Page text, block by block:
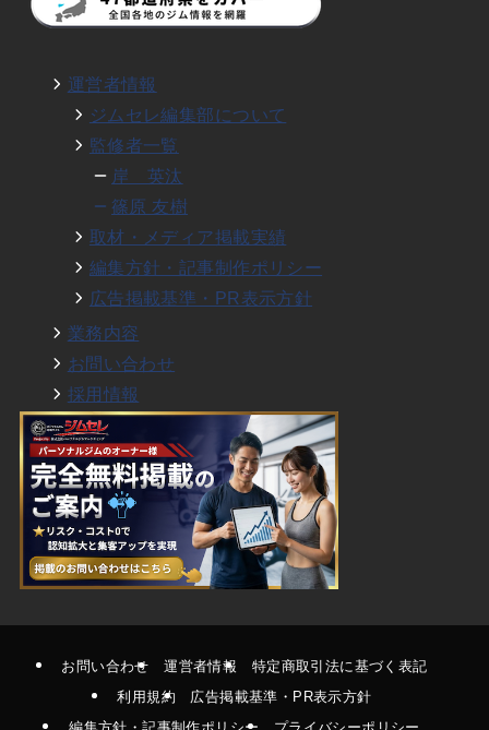
運営者情報
ジムセレ編集部について
監修者一覧
岸 英汰
篠原 友樹
取材・メディア掲載実績
編集方針・記事制作ポリシー
広告掲載基準・PR表示方針
業務内容
お問い合わせ
採用情報
お問い合わせ 運営者情報
特定商取引法に基づく表記
利用規約
広告掲載基準・PR表示方針